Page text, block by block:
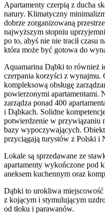
Apartamenty czerpią z ducha
natury. Klimatyczny
dobrze zorganizowaną
najwyższym stopniu
po to, abyś nie nie tracił czasu
która może być gotowa do
Aquamarina Dąbki to również
czerpania korzyści z wynajmu.
kompleksową obsługę
powierzonymi apartamentami.
zarządza ponad 400
i Dąbkach. Solidne
potwierdzenie w przywiązaniu
bazy wypoczywających.
przyciągają turystów z Polski i
Lokale są sprzedawane ze
apartamenty wykończone pod
aneksem kuchennym oraz
Dąbki to urokliwa
z kojącym i stymulującym
od tłoku i parawanów.